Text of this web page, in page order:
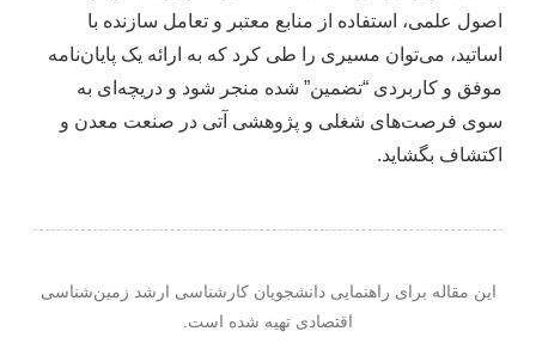
اصول علمی، استفاده از منابع معتبر و تعامل سازنده با
اساتید، می‌توان مسیری را طی کرد که به ارائه یک پایان‌نامه
موفق و کاربردی “تضمین” شده منجر شود و دریچه‌ای به
سوی فرصت‌های شغلی و پژوهشی آتی در صنعت معدن و
اکتشاف بگشاید.
این مقاله برای راهنمایی دانشجویان کارشناسی ارشد زمین‌شناسی
اقتصادی تهیه شده است.